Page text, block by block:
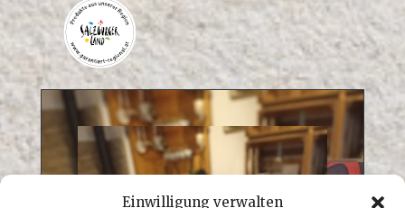
Einwilligung verwalten